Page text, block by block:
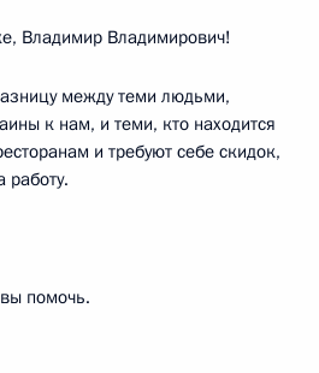
Владимир Владимирович!
между теми людьми,
к нам, и теми, кто находится
и требуют себе скидок,
работу.
помочь.